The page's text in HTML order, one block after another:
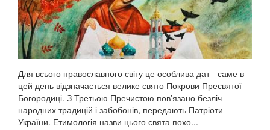
Для всього православного світу це особлива дат - саме в
цей день відзначається велике свято Покрови Пресвятої
Богородиці. З Третьою Пречистою пов'язано безліч
народних традицій і забобонів, передають Патріоти
України. Етимологія назви цього свята похо...